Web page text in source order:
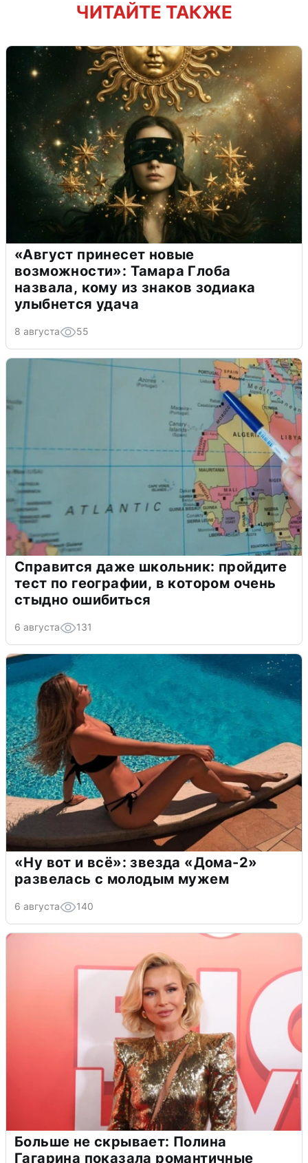
ЧИТАЙТЕ ТАКЖЕ
«Август принесет новые
возможности»: Тамара Глоба
назвала, кому из знаков зодиака
улыбнется удача
8 августа 55
Справится даже школьник: пройдите
тест по географии, в котором очень
стыдно ошибиться
6 августа 131
«Ну вот и всё»: звезда «Дома-2»
развелась с молодым мужем
6 августа 140
Больше не скрывает: Полина
Гагарина показала романтичные